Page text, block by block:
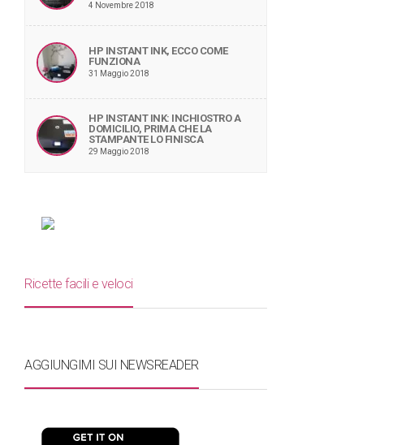
4 Novembre 2018
HP INSTANT INK, ECCO COME
FUNZIONA
31 Maggio 2018
HP INSTANT INK: INCHIOSTRO A
DOMICILIO, PRIMA CHE LA
STAMPANTE LO FINISCA
29 Maggio 2018
Ricette facili e veloci
AGGIUNGIMI SUI NEWSREADER